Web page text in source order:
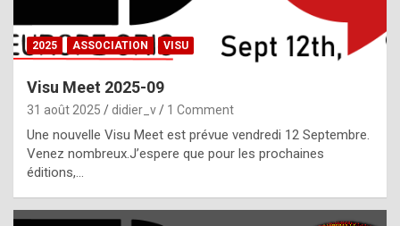
g
h
t
f
2025 ASSOCIATION VISU
Visu Meet 2025-09
31 août 2025 didier_v 1 Comment
Une nouvelle Visu Meet est prévue vendredi 12 Septembre.
Venez nombreux.J’espere que pour les prochaines
éditions,…